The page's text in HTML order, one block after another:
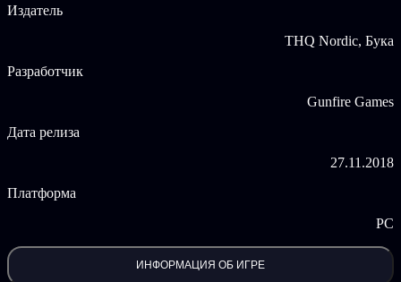
восстановление равновесия сил на Земле с помощью чар
Осваивайте различные формы магии.
Победите Семь смертных грехов и их слуг, среди
настоящие чудовища.
постапокалиптическая Земля, вершины Небес и
глубины Ада, разрушенные войной, тленом и поступью
природы.
Издатель
THQ Nordic, Бука
Разработчик
Gunfire Games
Дата релиза
27.11.2018
Платформа
PC
ИНФОРМАЦИЯ ОБ ИГРЕ